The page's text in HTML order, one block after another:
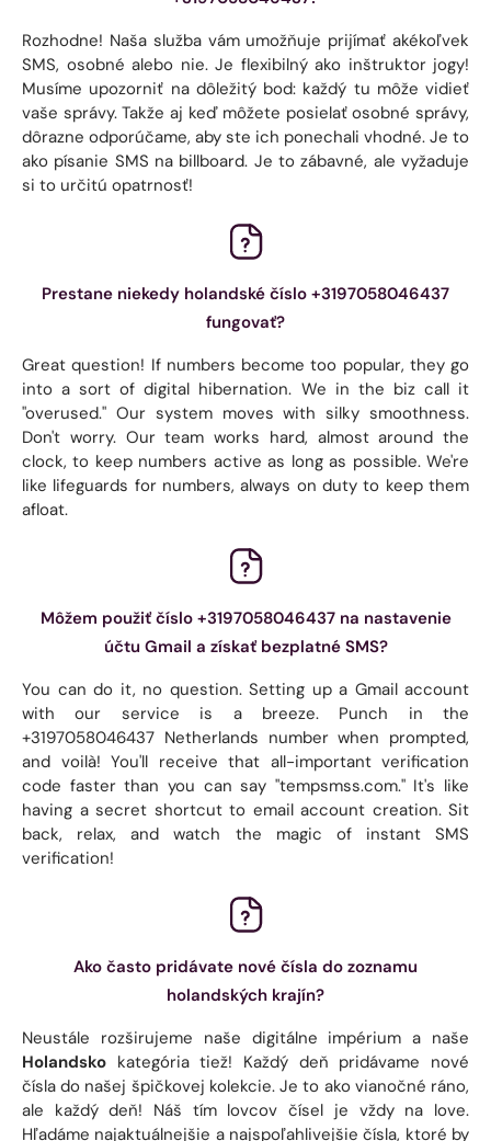
Rozhodne! Naša služba vám umožňuje prijímať akékoľvek
SMS, osobné alebo nie. Je flexibilný ako inštruktor jogy!
Musíme upozorniť na dôležitý bod: každý tu môže vidieť
vaše správy. Takže aj keď môžete posielať osobné správy,
dôrazne odporúčame, aby ste ich ponechali vhodné. Je to
ako písanie SMS na billboard. Je to zábavné, ale vyžaduje
si to určitú opatrnosť!
Prestane niekedy holandské číslo +3197058046437
fungovať?
Great question! If numbers become too popular, they go
into a sort of digital hibernation. We in the biz call it
"overused." Our system moves with silky smoothness.
Don't worry. Our team works hard, almost around the
clock, to keep numbers active as long as possible. We're
like lifeguards for numbers, always on duty to keep them
afloat.
Môžem použiť číslo +3197058046437 na nastavenie
účtu Gmail a získať bezplatné SMS?
You can do it, no question. Setting up a Gmail account
with our service is a breeze. Punch in the
+3197058046437 Netherlands number when prompted,
and voilà! You'll receive that all-important verification
code faster than you can say "tempsmss.com." It's like
having a secret shortcut to email account creation. Sit
back, relax, and watch the magic of instant SMS
verification!
Ako často pridávate nové čísla do zoznamu
holandských krajín?
Neustále rozširujeme naše digitálne impérium a naše
Holandsko kategória tiež! Každý deň pridávame nové
čísla do našej špičkovej kolekcie. Je to ako vianočné ráno,
ale každý deň! Náš tím lovcov čísel je vždy na love.
Hľadáme najaktuálnejšie a najspoľahlivejšie čísla, ktoré by